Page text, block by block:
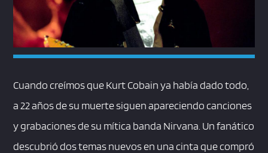
Cuando creímos que Kurt Cobain ya había dado todo,
a 22 años de su muerte siguen apareciendo canciones
y grabaciones de su mítica banda Nirvana. Un fanático
descubrió dos temas nuevos en una cinta que compró